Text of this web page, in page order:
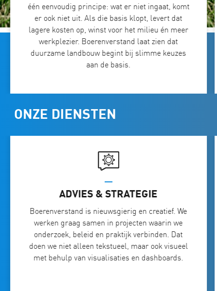
één eenvoudig principe: wat er niet ingaat, komt
er ook niet uit. Als die basis klopt, levert dat
lagere kosten op, winst voor het milieu én meer
werkplezier. Boerenverstand laat zien dat
duurzame landbouw begint bij slimme keuzes
aan de basis.
ONZE DIENSTEN
ADVIES & STRATEGIE
Boerenverstand is nieuwsgierig en creatief. We
werken graag samen in projecten waarin we
onderzoek, beleid en praktijk verbinden. Dat
doen we niet alleen tekstueel, maar ook visueel
met behulp van visualisaties en dashboards.